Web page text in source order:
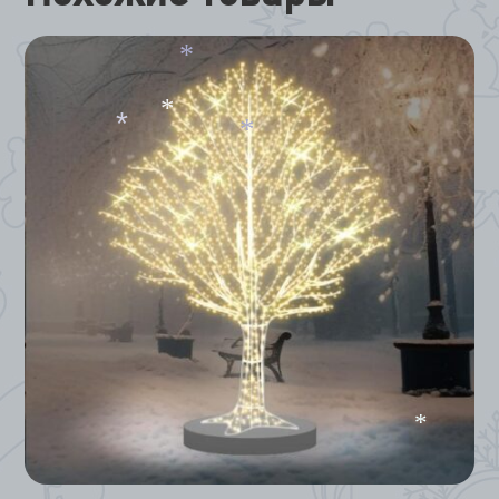
*
*
*
*